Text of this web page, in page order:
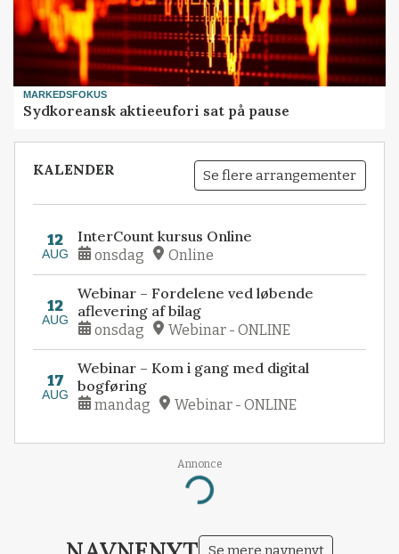
MARKEDSFOKUS
Sydkoreansk aktieeufori sat på pause
KALENDER Se flere arrangementer
12
AUG
InterCount kursus Online
onsdag Online
12
AUG
Webinar – Fordelene ved løbende
aflevering af bilag
onsdag Webinar - ONLINE
17
AUG
Webinar – Kom i gang med digital
bogføring
mandag Webinar - ONLINE
Annonce
Loading...
Se mere navnenyt